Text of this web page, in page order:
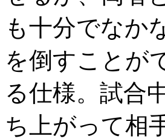
も十分でなか
を倒すことが
る仕様。試合
ち上がって相